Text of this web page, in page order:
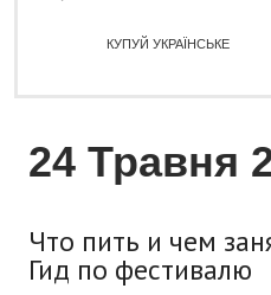
КУПУЙ УКРАЇНСЬКЕ
24 Травня
Что пить и чем
Гид по фестивалю